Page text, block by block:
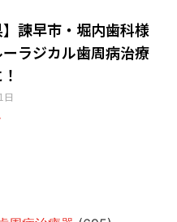
】諫早市・堀内歯科様
ラジカル歯周病治療
日